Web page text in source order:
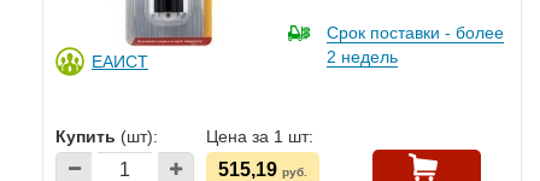
ЕАИСТ
Срок поставки - более
2 недель
Купить (шт): Цена за 1 шт:
515,19 руб.